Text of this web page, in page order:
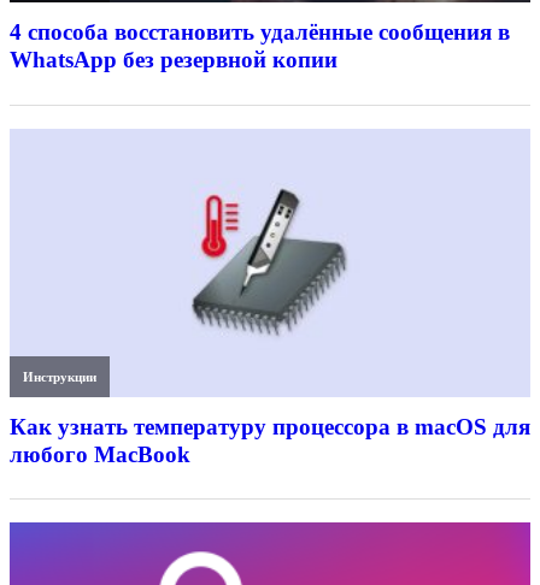
4 способа восстановить удалённые сообщения в
WhatsApp без резервной копии
Инструкции
Как узнать температуру процессора в macOS для
любого MacBook